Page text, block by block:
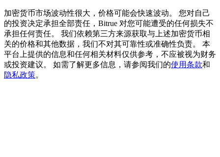
瓜分 500000 CASHCAT 獎池
BitMart 用戶遷移專享
註冊&交易贏 500,000 USDT
加密货币市场波动性很大，价格可能会快速波动。 您对自己
的投资决定承担全部责任，Bitrue 对您可能遭受的任何损失不
承担任何责任。 我们依赖第三方来源获取与上述加密货币相
关的价格和其他数据，我们不对其可靠性或准确性负责。 本
平台上提供的信息和任何相关材料仅供参考，不应被视为财务
或投资建议。 如需了解更多信息，请参阅我们的使用条款和
隐私政策。